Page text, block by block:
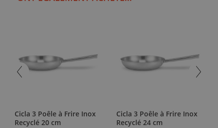
Cicla 3 Poêle à Frire Inox
Recyclé 20 cm
Cicla 3 Poêle à Frire Inox
Recyclé 24 cm